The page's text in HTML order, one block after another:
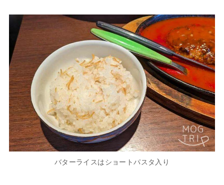
バターライスはショートパスタ入り